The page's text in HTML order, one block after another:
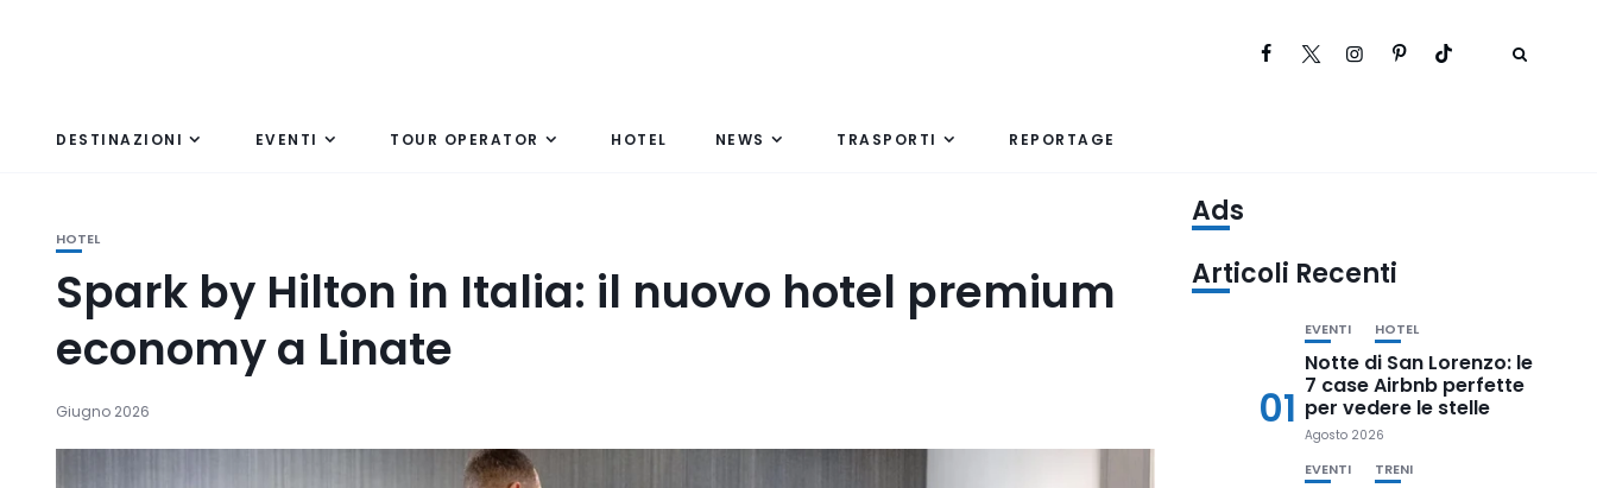
DESTINAZIONI EVENTI TOUR OPERATOR HOTEL NEWS TRASPORTI REPORTAGE
HOTEL
Spark by Hilton in Italia: il nuovo hotel premium
economy a Linate
Giugno 2026
Ads
Articoli Recenti
01
EVENTI HOTEL
Notte di San Lorenzo: le
7 case Airbnb perfette
per vedere le stelle
Agosto 2026
EVENTI TRENI